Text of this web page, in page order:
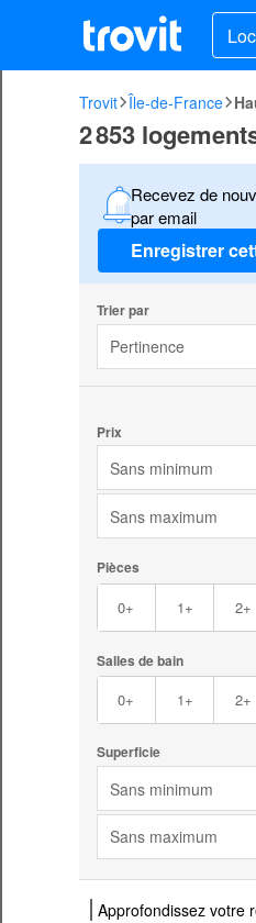
Trovit Île-de-France
2 853
Recevez de
par email
Enregistrer
Trier par
Pertinence
Prix
Sans minimum
Sans maximum
Pièces
0+ 1+ 2+
Salles de bain
0+ 1+ 2+
Superficie
Sans minimum
Sans maximum
Approfondissez votre